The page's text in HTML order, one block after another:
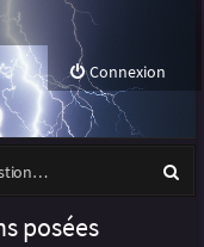
Connexion
Foire aux questions (Questions posées fréquemment)
posées